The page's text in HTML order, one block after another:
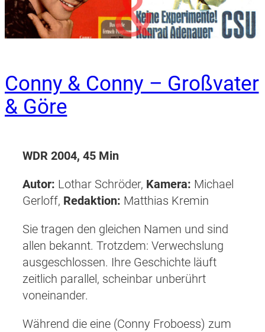
Conny & Conny – Großvater
& Göre
WDR 2004, 45 Min
Autor: Lothar Schröder, Kamera: Michael
Gerloff, Redaktion: Matthias Kremin
Sie tragen den gleichen Namen und sind
allen bekannt. Trotzdem: Verwechslung
ausgeschlossen. Ihre Geschichte läuft
zeitlich parallel, scheinbar unberührt
voneinander.
Während die eine (Conny Froboess) zum